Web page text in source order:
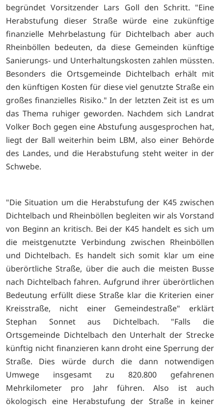
begründet Vorsitzender Lars Goll den Schritt. "Eine
Herabstufung dieser Straße würde eine zukünftige
finanzielle Mehrbelastung für Dichtelbach aber auch
Rheinböllen bedeuten, da diese Gemeinden künftige
Sanierungs- und Unterhaltungskosten zahlen müssten.
Besonders die Ortsgemeinde Dichtelbach erhält mit
den künftigen Kosten für diese viel genutzte Straße ein
großes finanzielles Risiko." In der letzten Zeit ist es um
das Thema ruhiger geworden. Nachdem sich Landrat
Volker Boch gegen eine Abstufung ausgesprochen hat,
liegt der Ball weiterhin beim LBM, also einer Behörde
des Landes, und die Herabstufung steht weiter in der
Schwebe.
"Die Situation um die Herabstufung der K45 zwischen
Dichtelbach und Rheinböllen begleiten wir als Vorstand
von Beginn an kritisch. Bei der K45 handelt es sich um
die meistgenutzte Verbindung zwischen Rheinböllen
und Dichtelbach. Es handelt sich somit klar um eine
überörtliche Straße, über die auch die meisten Busse
nach Dichtelbach fahren. Aufgrund ihrer überörtlichen
Bedeutung erfüllt diese Straße klar die Kriterien einer
Kreisstraße, nicht einer Gemeindestraße" erklärt
Stephan Sonnet aus Dichtelbach. "Falls die
Ortsgemeinde Dichtelbach den Unterhalt der Strecke
künftig nicht finanzieren kann droht eine Sperrung der
Straße. Dies würde durch die dann notwendigen
Umwege insgesamt zu 820.800 gefahrenen
Mehrkilometer pro Jahr führen. Also ist auch
ökologisch eine Herabstufung der Straße in keiner